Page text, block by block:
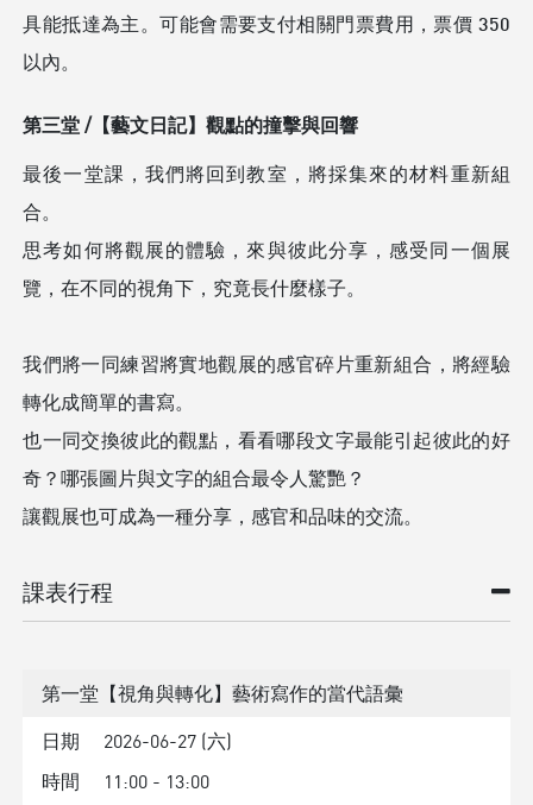
具能抵達為主。可能會需要支付相關門票費用，票價 350
以內。
第三堂 /【藝文日記】觀點的撞擊與回響
最後一堂課，我們將回到教室，將採集來的材料重新組
合。
思考如何將觀展的體驗，來與彼此分享，感受同一個展
覽，在不同的視角下，究竟長什麼樣子。
我們將一同練習將實地觀展的感官碎片重新組合，將經驗
轉化成簡單的書寫。
也一同交換彼此的觀點，看看哪段文字最能引起彼此的好
奇？哪張圖片與文字的組合最令人驚艷？
讓觀展也可成為一種分享，感官和品味的交流。
課表行程
第一堂【視角與轉化】藝術寫作的當代語彙
日期
2026-06-27 (六)
時間
11:00 - 13:00